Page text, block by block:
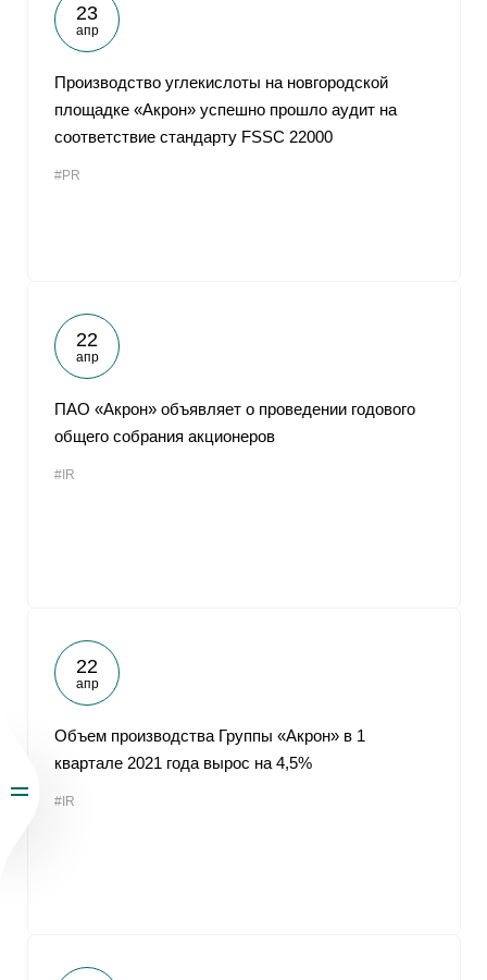
23
апр
Производство углекислоты на новгородской
площадке «Акрон» успешно прошло аудит на
соответствие стандарту FSSC 22000
#PR
22
апр
ПАО «Акрон» объявляет о проведении годового
общего собрания акционеров
#IR
22
апр
Объем производства Группы «Акрон» в 1
квартале 2021 года вырос на 4,5%
#IR